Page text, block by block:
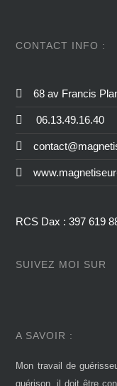
CONTACT INFO :
68 av Francis
06.13.49.16.40
RCS Dax : 397 619
SUIVEZ MOI SUR
A SAVOIR :
Mon travail de
guérison, il doit être